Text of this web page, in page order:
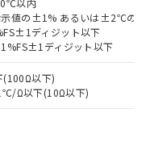
以内
示値の±1% あるいは±2℃の大
ディジット以下
ディジット以下
以下)
Ω以下(10Ω以下)